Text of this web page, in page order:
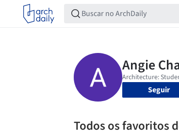
Seguir
Todos os favoritos